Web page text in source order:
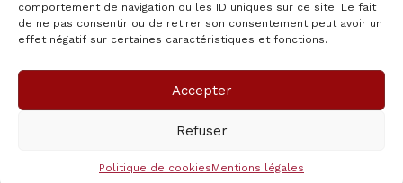
comportement de navigation ou les ID uniques sur ce site. Le fait
de ne pas consentir ou de retirer son consentement peut avoir un
effet négatif sur certaines caractéristiques et fonctions.
Accepter
Refuser
Politique de cookiesMentions légales
Copyright © 2026 pasion-Mexicana | Propulsé par